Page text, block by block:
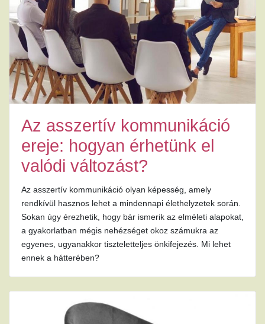
Az asszertív kommunikáció
ereje: hogyan érhetünk el
valódi változást?
Az asszertív kommunikáció olyan képesség, amely
rendkívül hasznos lehet a mindennapi élethelyzetek során.
Sokan úgy érezhetik, hogy bár ismerik az elméleti alapokat,
a gyakorlatban mégis nehézséget okoz számukra az
egyenes, ugyanakkor tiszteletteljes önkifejezés. Mi lehet
ennek a hátterében?